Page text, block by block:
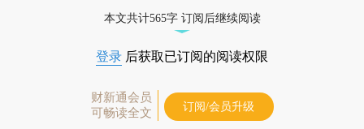
本文共计565字 订阅后继续阅读
登录 后获取已订阅的阅读权限
财新通会员
可畅读全文
订阅/会员升级